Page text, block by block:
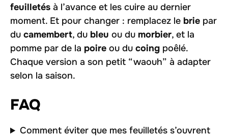
feuilletés à l’avance et les cuire au dernier
moment. Et pour changer : remplacez le brie par
du camembert, du bleu ou du morbier, et la
pomme par de la poire ou du coing poêlé.
Chaque version a son petit “waouh” à adapter
selon la saison.
FAQ
Comment éviter que mes feuilletés s’ouvrent